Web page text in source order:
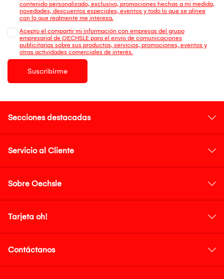
contenido personalizado, exclusivo, promociones hechas a mi medida,
novedades, descuentos especiales, eventos y todo lo que se alinee
con lo que realmente me interesa.
Acepto el compartir mi información con empresas del grupo
empresarial de OECHSLE para el envío de comunicaciones
publicitarias sobre sus productos, servicios, promociones, eventos y
otras actividades comerciales de interés.
Suscribirme
Secciones destacadas
Servicio al Cliente
Sobre Oechsle
Tarjeta oh!
Contáctanos